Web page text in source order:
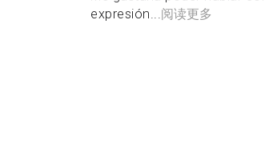
expresión... 阅读更多